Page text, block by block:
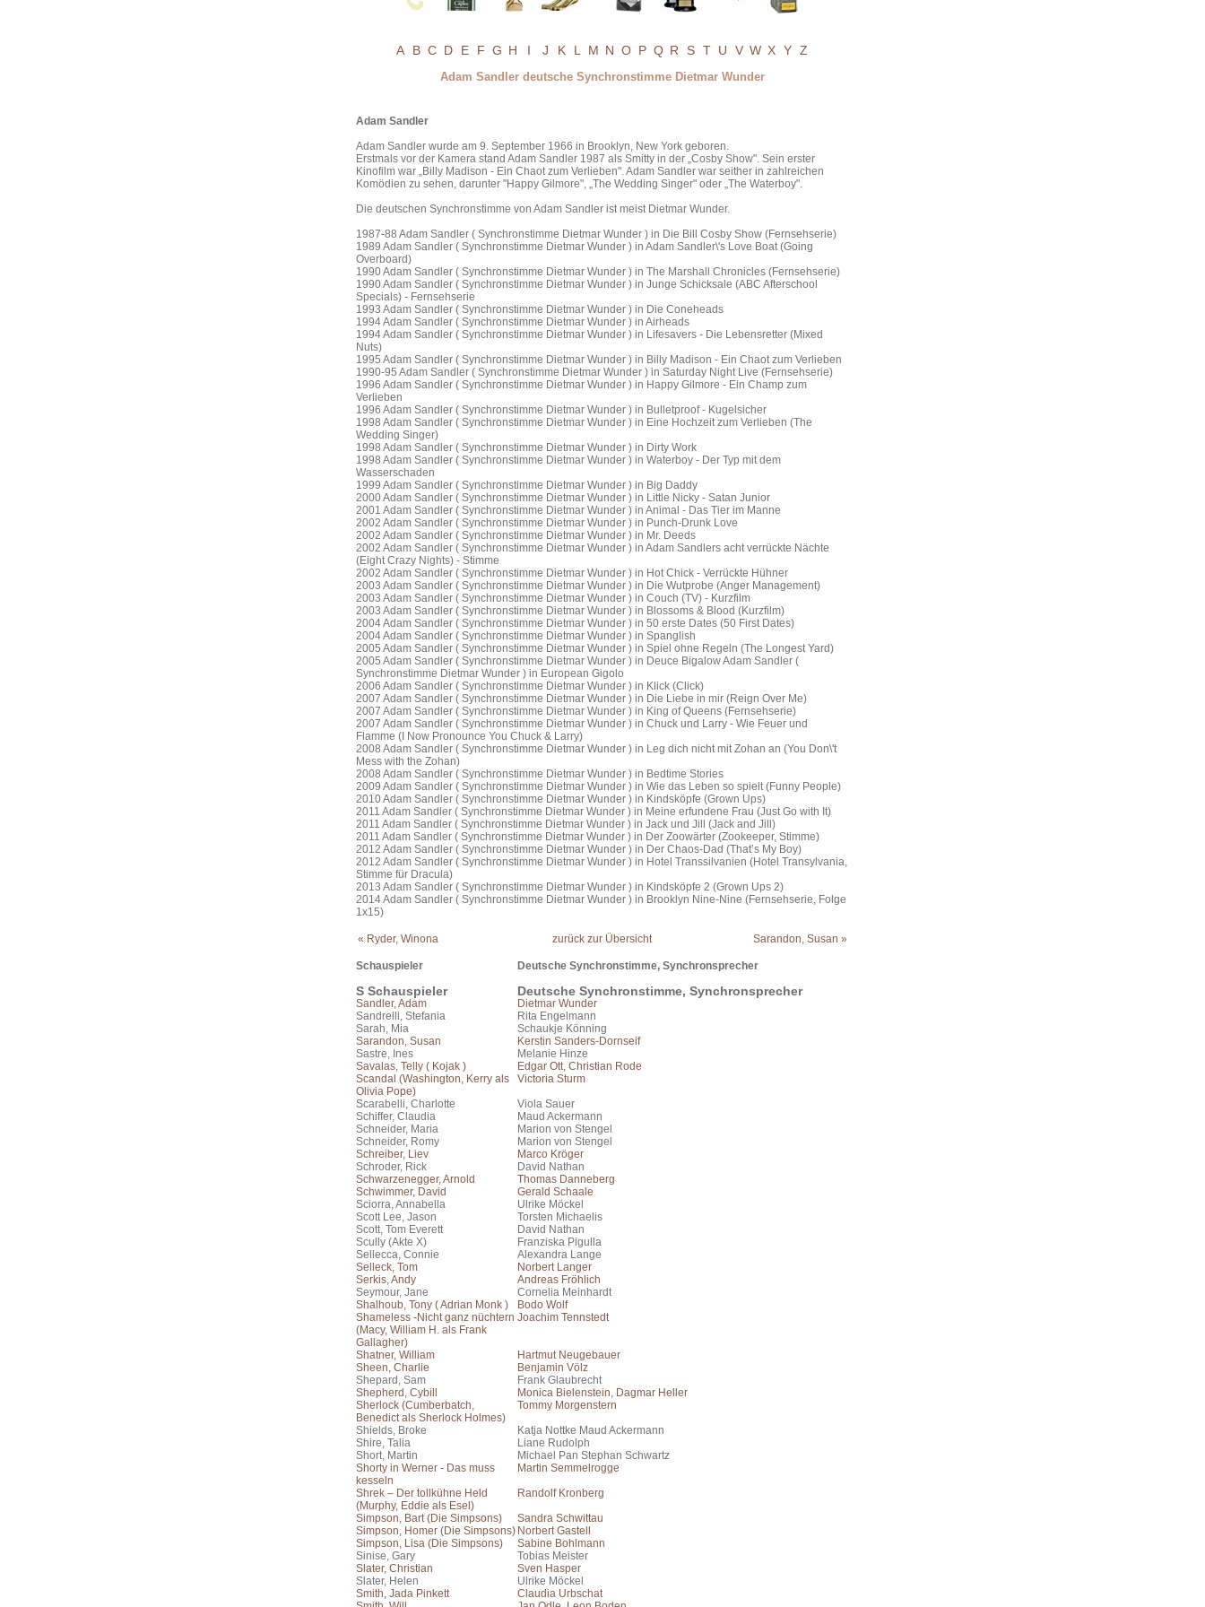
A B C D E F G H I J K L M N O P Q R S T U V W X Y Z
Adam Sandler deutsche Synchronstimme Dietmar Wunder
Adam Sandler
Adam Sandler wurde am 9. September 1966 in Brooklyn, New York geboren.
Erstmals vor der Kamera stand Adam Sandler 1987 als Smitty in der „Cosby Show". Sein erster
Kinofilm war „Billy Madison - Ein Chaot zum Verlieben". Adam Sandler war seither in zahlreichen
Komödien zu sehen, darunter "Happy Gilmore", „The Wedding Singer" oder „The Waterboy".
Die deutschen Synchronstimme von Adam Sandler ist meist Dietmar Wunder.
1987-88 Adam Sandler ( Synchronstimme Dietmar Wunder ) in Die Bill Cosby Show (Fernsehserie)
1989 Adam Sandler ( Synchronstimme Dietmar Wunder ) in Adam Sandler\'s Love Boat (Going
Overboard)
1990 Adam Sandler ( Synchronstimme Dietmar Wunder ) in The Marshall Chronicles (Fernsehserie)
1990 Adam Sandler ( Synchronstimme Dietmar Wunder ) in Junge Schicksale (ABC Afterschool
Specials) - Fernsehserie
1993 Adam Sandler ( Synchronstimme Dietmar Wunder ) in Die Coneheads
1994 Adam Sandler ( Synchronstimme Dietmar Wunder ) in Airheads
1994 Adam Sandler ( Synchronstimme Dietmar Wunder ) in Lifesavers - Die Lebensretter (Mixed
Nuts)
1995 Adam Sandler ( Synchronstimme Dietmar Wunder ) in Billy Madison - Ein Chaot zum Verlieben
1990-95 Adam Sandler ( Synchronstimme Dietmar Wunder ) in Saturday Night Live (Fernsehserie)
1996 Adam Sandler ( Synchronstimme Dietmar Wunder ) in Happy Gilmore - Ein Champ zum
Verlieben
1996 Adam Sandler ( Synchronstimme Dietmar Wunder ) in Bulletproof - Kugelsicher
1998 Adam Sandler ( Synchronstimme Dietmar Wunder ) in Eine Hochzeit zum Verlieben (The
Wedding Singer)
1998 Adam Sandler ( Synchronstimme Dietmar Wunder ) in Dirty Work
1998 Adam Sandler ( Synchronstimme Dietmar Wunder ) in Waterboy - Der Typ mit dem
Wasserschaden
1999 Adam Sandler ( Synchronstimme Dietmar Wunder ) in Big Daddy
2000 Adam Sandler ( Synchronstimme Dietmar Wunder ) in Little Nicky - Satan Junior
2001 Adam Sandler ( Synchronstimme Dietmar Wunder ) in Animal - Das Tier im Manne
2002 Adam Sandler ( Synchronstimme Dietmar Wunder ) in Punch-Drunk Love
2002 Adam Sandler ( Synchronstimme Dietmar Wunder ) in Mr. Deeds
2002 Adam Sandler ( Synchronstimme Dietmar Wunder ) in Adam Sandlers acht verrückte Nächte
(Eight Crazy Nights) - Stimme
2002 Adam Sandler ( Synchronstimme Dietmar Wunder ) in Hot Chick - Verrückte Hühner
2003 Adam Sandler ( Synchronstimme Dietmar Wunder ) in Die Wutprobe (Anger Management)
2003 Adam Sandler ( Synchronstimme Dietmar Wunder ) in Couch (TV) - Kurzfilm
2003 Adam Sandler ( Synchronstimme Dietmar Wunder ) in Blossoms & Blood (Kurzfilm)
2004 Adam Sandler ( Synchronstimme Dietmar Wunder ) in 50 erste Dates (50 First Dates)
2004 Adam Sandler ( Synchronstimme Dietmar Wunder ) in Spanglish
2005 Adam Sandler ( Synchronstimme Dietmar Wunder ) in Spiel ohne Regeln (The Longest Yard)
2005 Adam Sandler ( Synchronstimme Dietmar Wunder ) in Deuce Bigalow Adam Sandler (
Synchronstimme Dietmar Wunder ) in European Gigolo
2006 Adam Sandler ( Synchronstimme Dietmar Wunder ) in Klick (Click)
2007 Adam Sandler ( Synchronstimme Dietmar Wunder ) in Die Liebe in mir (Reign Over Me)
2007 Adam Sandler ( Synchronstimme Dietmar Wunder ) in King of Queens (Fernsehserie)
2007 Adam Sandler ( Synchronstimme Dietmar Wunder ) in Chuck und Larry - Wie Feuer und
Flamme (I Now Pronounce You Chuck & Larry)
2008 Adam Sandler ( Synchronstimme Dietmar Wunder ) in Leg dich nicht mit Zohan an (You Don\'t
Mess with the Zohan)
2008 Adam Sandler ( Synchronstimme Dietmar Wunder ) in Bedtime Stories
2009 Adam Sandler ( Synchronstimme Dietmar Wunder ) in Wie das Leben so spielt (Funny People)
2010 Adam Sandler ( Synchronstimme Dietmar Wunder ) in Kindsköpfe (Grown Ups)
2011 Adam Sandler ( Synchronstimme Dietmar Wunder ) in Meine erfundene Frau (Just Go with It)
2011 Adam Sandler ( Synchronstimme Dietmar Wunder ) in Jack und Jill (Jack and Jill)
2011 Adam Sandler ( Synchronstimme Dietmar Wunder ) in Der Zoowärter (Zookeeper, Stimme)
2012 Adam Sandler ( Synchronstimme Dietmar Wunder ) in Der Chaos-Dad (That’s My Boy)
2012 Adam Sandler ( Synchronstimme Dietmar Wunder ) in Hotel Transsilvanien (Hotel Transylvania,
Stimme für Dracula)
2013 Adam Sandler ( Synchronstimme Dietmar Wunder ) in Kindsköpfe 2 (Grown Ups 2)
2014 Adam Sandler ( Synchronstimme Dietmar Wunder ) in Brooklyn Nine-Nine (Fernsehserie, Folge
1x15)
« Ryder, Winona zurück zur Übersicht Sarandon, Susan »
Schauspieler Deutsche Synchronstimme, Synchronsprecher
S Schauspieler Deutsche Synchronstimme, Synchronsprecher
Sandler, Adam
Dietmar Wunder
Sandrelli, Stefania
Rita Engelmann
Sarah, Mia
Schaukje Könning
Sarandon, Susan
Kerstin Sanders-Dornseif
Sastre, Ines
Melanie Hinze
Savalas, Telly ( Kojak )
Edgar Ott, Christian Rode
Scandal (Washington, Kerry als
Olivia Pope)
Victoria Sturm
Scarabelli, Charlotte
Viola Sauer
Schiffer, Claudia
Maud Ackermann
Schneider, Maria
Marion von Stengel
Schneider, Romy
Marion von Stengel
Schreiber, Liev
Marco Kröger
Schroder, Rick
David Nathan
Schwarzenegger, Arnold
Thomas Danneberg
Schwimmer, David
Gerald Schaale
Sciorra, Annabella
Ulrike Möckel
Scott Lee, Jason
Torsten Michaelis
Scott, Tom Everett
David Nathan
Scully (Akte X)
Franziska Pigulla
Sellecca, Connie
Alexandra Lange
Selleck, Tom
Norbert Langer
Serkis, Andy
Andreas Fröhlich
Seymour, Jane
Cornelia Meinhardt
Shalhoub, Tony ( Adrian Monk )
Bodo Wolf
Shameless -Nicht ganz nüchtern
(Macy, William H. als Frank
Gallagher)
Joachim Tennstedt
Shatner, William
Hartmut Neugebauer
Sheen, Charlie
Benjamin Völz
Shepard, Sam
Frank Glaubrecht
Shepherd, Cybill
Monica Bielenstein, Dagmar Heller
Sherlock (Cumberbatch,
Benedict als Sherlock Holmes)
Tommy Morgenstern
Shields, Broke
Katja Nottke Maud Ackermann
Shire, Talia
Liane Rudolph
Short, Martin
Michael Pan Stephan Schwartz
Shorty in Werner - Das muss
kesseln
Martin Semmelrogge
Shrek – Der tollkühne Held
(Murphy, Eddie als Esel)
Randolf Kronberg
Simpson, Bart (Die Simpsons)
Sandra Schwittau
Simpson, Homer (Die Simpsons) Norbert Gastell
Simpson, Lisa (Die Simpsons)
Sabine Bohlmann
Sinise, Gary
Tobias Meister
Slater, Christian
Sven Hasper
Slater, Helen
Ulrike Möckel
Smith, Jada Pinkett
Claudia Urbschat